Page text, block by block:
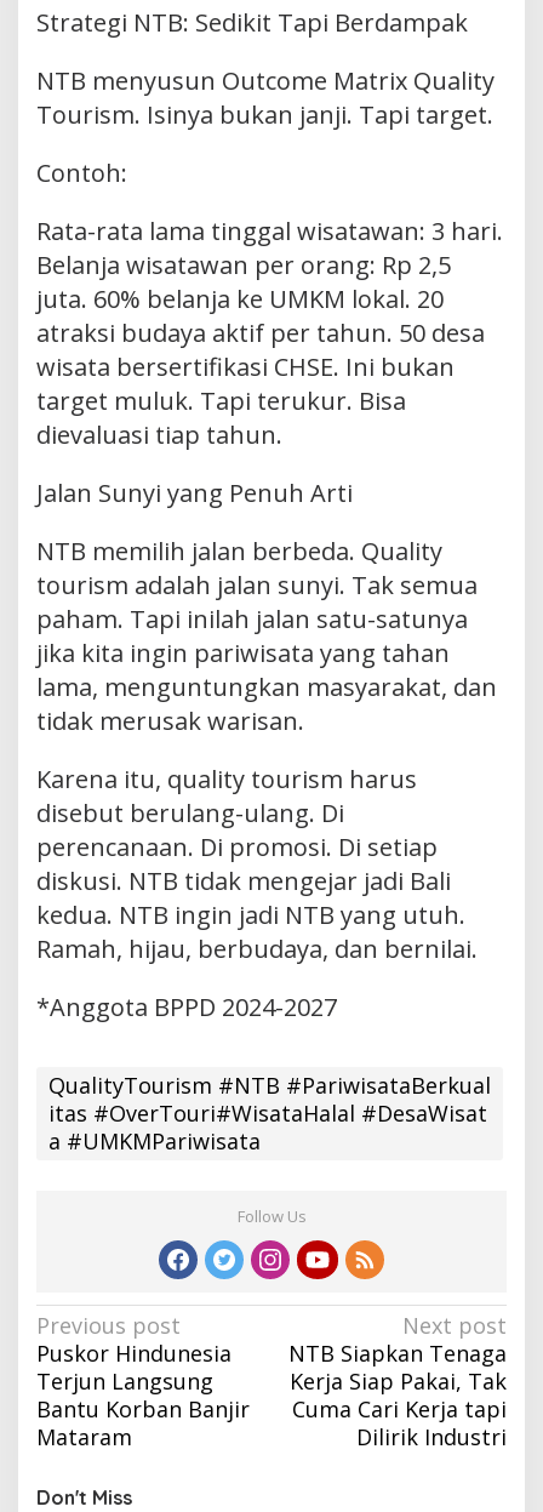
Strategi NTB: Sedikit Tapi Berdampak
NTB menyusun Outcome Matrix Quality
Tourism. Isinya bukan janji. Tapi target.
Contoh:
Rata-rata lama tinggal wisatawan: 3 hari.
Belanja wisatawan per orang: Rp 2,5
juta. 60% belanja ke UMKM lokal. 20
atraksi budaya aktif per tahun. 50 desa
wisata bersertifikasi CHSE. Ini bukan
target muluk. Tapi terukur. Bisa
dievaluasi tiap tahun.
Jalan Sunyi yang Penuh Arti
NTB memilih jalan berbeda. Quality
tourism adalah jalan sunyi. Tak semua
paham. Tapi inilah jalan satu-satunya
jika kita ingin pariwisata yang tahan
lama, menguntungkan masyarakat, dan
tidak merusak warisan.
Karena itu, quality tourism harus
disebut berulang-ulang. Di
perencanaan. Di promosi. Di setiap
diskusi. NTB tidak mengejar jadi Bali
kedua. NTB ingin jadi NTB yang utuh.
Ramah, hijau, berbudaya, dan bernilai.
*Anggota BPPD 2024-2027
QualityTourism #NTB #PariwisataBerkual
itas #OverTouri#WisataHalal #DesaWisat
a #UMKMPariwisata
Follow Us
Post
navigation
Previous post
Puskor Hindunesia
Terjun Langsung
Bantu Korban Banjir
Mataram
Next post
NTB Siapkan Tenaga
Kerja Siap Pakai, Tak
Cuma Cari Kerja tapi
Dilirik Industri
Don't Miss